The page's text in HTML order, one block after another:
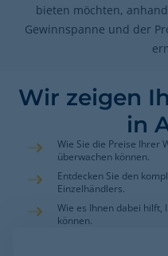
bieten möchten,
Gewinnspanne und der
Wir zeigen
in
Wie Sie die Preise Ihrer
überwachen können.
Entdecken Sie den
Einzelhändlers.
Wie es Ihnen dabei hilft,
können.